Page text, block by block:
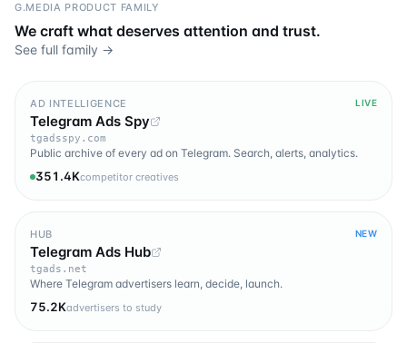
G.MEDIA PRODUCT FAMILY
We craft what deserves attention and trust.
See full family →
AD INTELLIGENCE LIVE
Telegram Ads Spy
tgadsspy.com
Public archive of every ad on Telegram. Search, alerts, analytics.
351.4Kcompetitor creatives
HUB NEW
Telegram Ads Hub
tgads.net
Where Telegram advertisers learn, decide, launch.
75.2Kadvertisers to study